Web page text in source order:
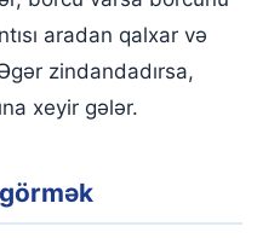
aradan qalxar və
zindandadırsa,
xeyir gələr.